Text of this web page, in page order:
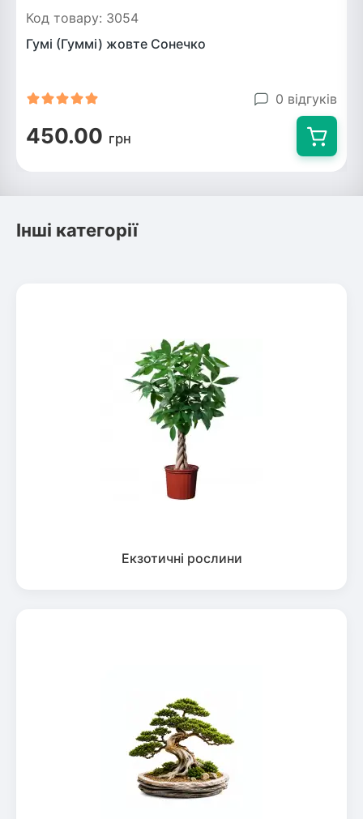
Код товару: 3054
Гумі (Гуммі) жовте Сонечко
0 відгуків
450.00 грн
Інші категорії
Екзотичні рослини